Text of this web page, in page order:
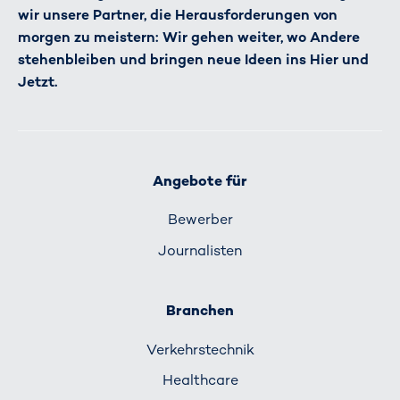
wir unsere Partner, die Herausforderungen von
morgen zu meistern: Wir gehen weiter, wo Andere
stehenbleiben und bringen neue Ideen ins Hier und
Jetzt.
Angebote für
Bewerber
Journalisten
Branchen
Verkehrs­technik
Healthcare